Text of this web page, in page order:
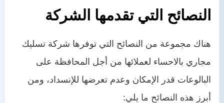
النصائح التي تقدمها الشركة
هناك مجموعة من النصائح التي توفرها شركة تسليك
مجاري بالاحساء لعملائها من أجل المحافظة على
البالوعات قدر الإمكان وعدم تعرضها للإنسداد، ومن
أبرز هذه النصائح ما يلي: